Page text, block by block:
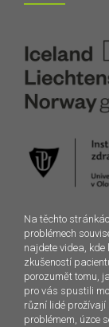
Na těchto
problémech
najdete videa, kde
zkušeností
porozumět tomu,
pro vás spustili
různí lidé prožívají
problémem, úzce